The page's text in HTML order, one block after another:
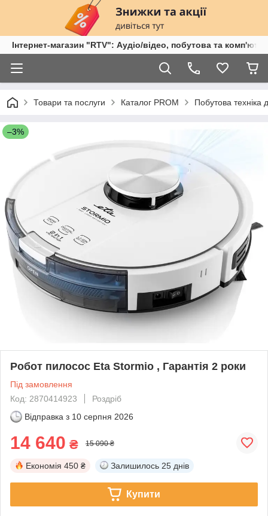
Інтернет-магазин "RTV": Аудіо/відео, побутова та
Товари та послуги Каталог PROM Побутова техніка
–3%
Робот пилосос Eta Stormio , Гарантія 2 роки
Під замовлення
Код: 2870414923
Роздріб
Відправка з 10 серпня 2026
14 640 ₴ 15 090 ₴
Економія 450 ₴ Залишилось 25 днів
Купити